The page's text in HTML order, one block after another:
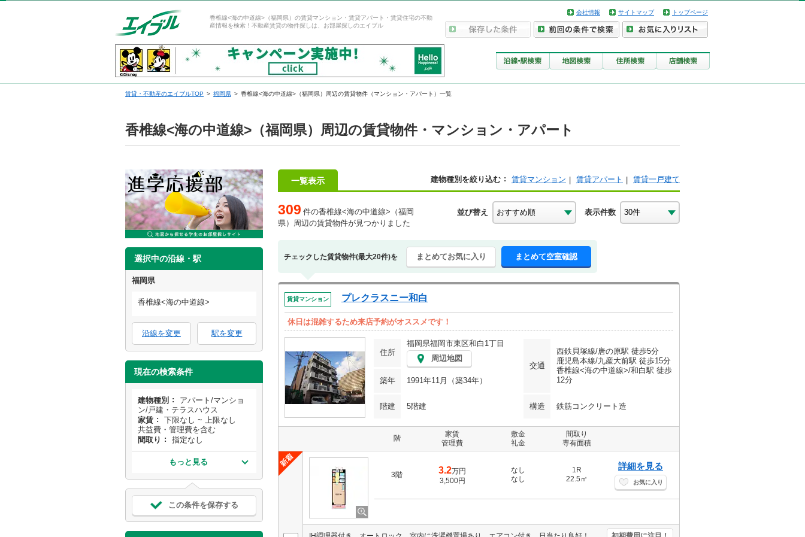
香椎線<海の中道線>（福岡県）の賃貸マンション・賃貸アパート・賃貸住宅の不動
産情報を検索！不動産賃貸の物件探しは、お部屋探しのエイブル
会社情報 サイトマップ トップページ
賃貸・不動産のエイブルTOP 福岡県 香椎線<海の中道線>（福岡県）周辺の賃貸物件（マンション・アパート）一覧
香椎線<海の中道線>（福岡県）周辺の賃貸物件・マンション・アパート
選択中の沿線・駅
福岡県
香椎線<海の中道線>
沿線を変更 駅を変更
現在の検索条件
建物種別
アパート/マンショ
ン/戸建・テラスハウス
家賃
下限なし ~ 上限なし
共益費・管理費を含む
間取り
指定なし
もっと見る
この条件を保存する
一覧表示 建物種別を絞り込む 賃貸マンション 賃貸アパート 賃貸一戸建て
309 件の香椎線<海の中道線>（福岡
県）周辺の賃貸物件が見つかりました
並び替え 表示件数
チェックした賃貸物件(最大20件)を まとめてお気に入り まとめて空室確認
賃貸マンション プレクラスニー和白
休日は混雑するため来店予約がオススメです！
住所
福岡県福岡市東区和白1丁目
周辺地図
交通
西鉄貝塚線/唐の原駅 徒歩5分
鹿児島本線/九産大前駅 徒歩15分
香椎線<海の中道線>/和白駅 徒歩
12分
築年 1991年11月（築34年）
階建 5階建 構造 鉄筋コンクリート造
階
家賃
管理費
敷金
礼金
間取り
専有面積
3階 3.2万円
3,500円
なし
なし
1R
22.5㎡
詳細を見る
お気に入り